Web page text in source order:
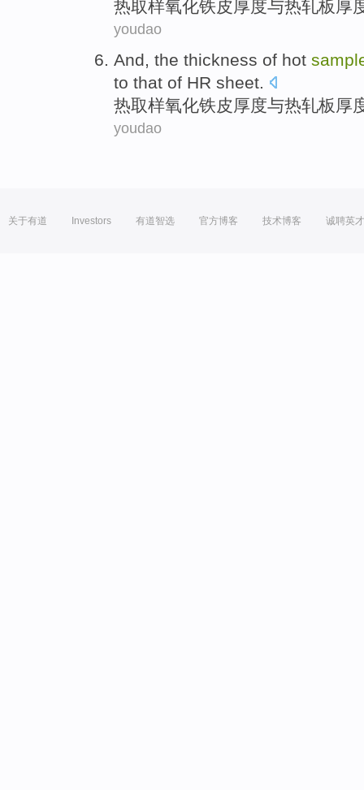
热取样氧化铁皮厚度与热轧板厚
youdao
And, the thickness of hot
to that of HR sheet.
热取样氧化铁皮厚度与热轧板厚
youdao
关于有道 Investors 有道智选 官方博客 技术博客 诚聘英才